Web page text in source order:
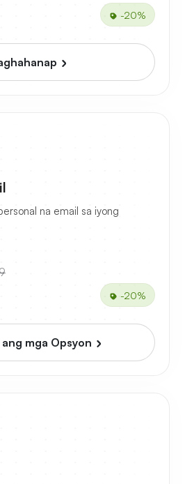
-20%
na email sa iyong
-20%
mga Opsyon